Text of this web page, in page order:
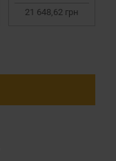
21 648,62 грн